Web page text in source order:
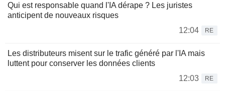
Qui est responsable quand l'IA dérape ? Les juristes
anticipent de nouveaux risques
12:04
RE
Les distributeurs misent sur le trafic généré par l'IA mais
luttent pour conserver les données clients
12:03
RE